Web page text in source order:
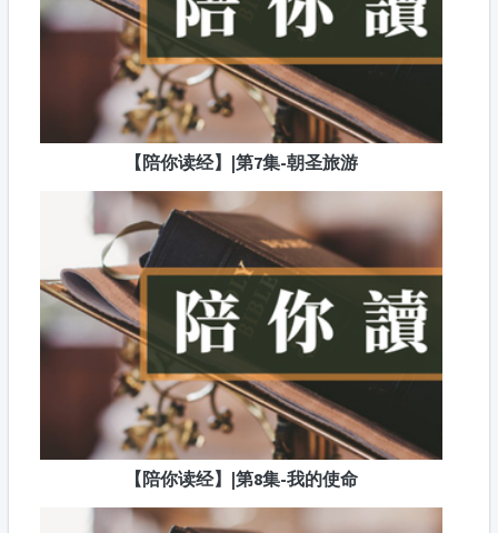
【陪你读经】|第7集-朝圣旅游
【陪你读经】|第8集-我的使命